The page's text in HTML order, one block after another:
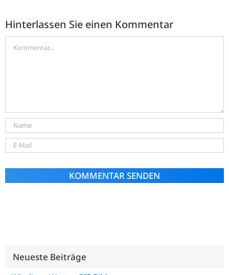
Hinterlassen Sie einen Kommentar
Neueste Beiträge